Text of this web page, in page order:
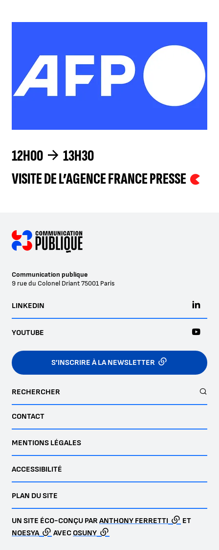
VISITE DE L’AGENCE FRANCE PRESSE
12H00 13H30
Communication publique
9 rue du Colonel Driant75001 Paris
S’INSCRIRE À LA NEWSLETTER
LINKEDIN
YOUTUBE
RECHERCHER
CONTACT
MENTIONS LÉGALES
ACCESSIBILITÉ
PLAN DU SITE
UN SITE ÉCO-CONÇU PARANTHONY FERRETTI
ET
NOESYA
AVEC OSUNY